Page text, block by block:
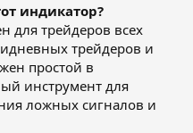
индикатор?
для трейдеров всех
трейдеров и
простой в
инструмент для
ложных сигналов и